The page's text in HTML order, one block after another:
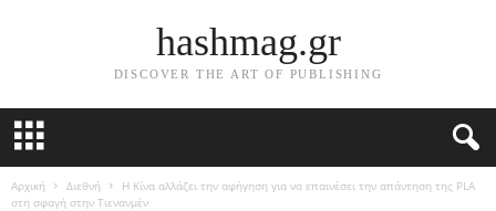
hashmag.gr
DISCOVER THE ART OF PUBLISHING
Αρχική Διεθνή
Η Κίνα αλλάζει την αφήγηση για να επαινέσει την απάντηση της PLA
στη σφαγή στην Τιενανμέν